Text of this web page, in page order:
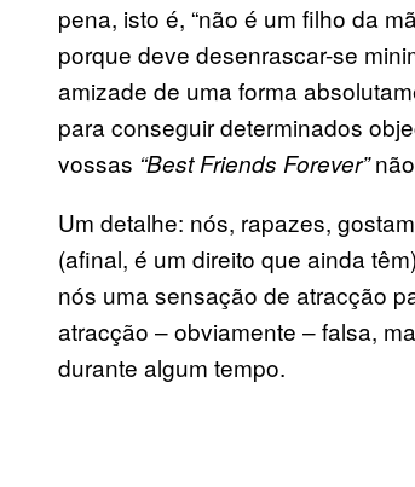
pena, isto é, “não é um filho da
porque deve desenrascar-se
amizade de uma forma
para conseguir determinados
vossas “Best Friends Forever”
Um detalhe: nós, rapazes,
(afinal, é um direito que ainda
nós uma sensação de atracção
atracção – obviamente – falsa,
durante algum tempo.